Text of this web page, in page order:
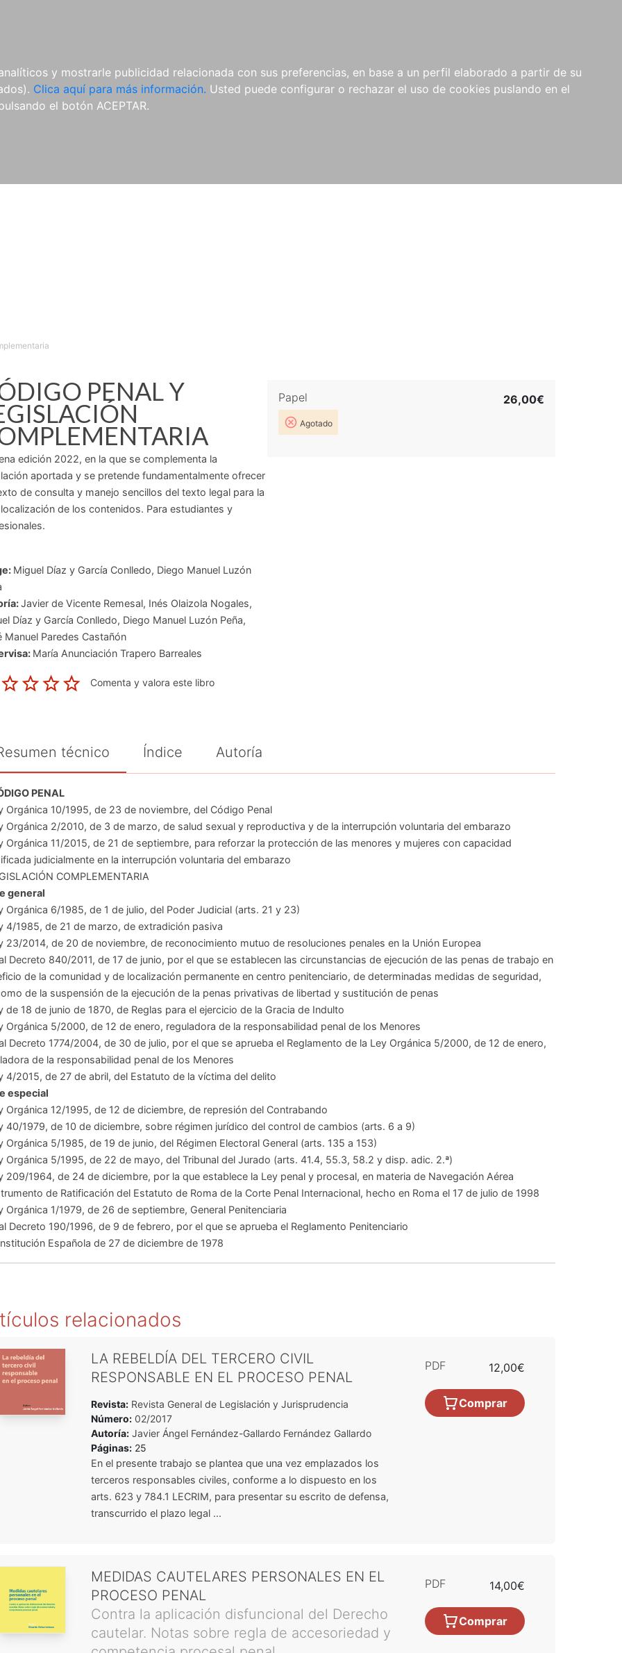
y mostrarle publicidad relacionada con sus preferencias, en base a un perfil elaborado a partir de su
Clica aquí para más información. Usted puede configurar o rechazar el uso de cookies puslando en el
el botón ACEPTAR.
E-BOOKS
LibrosAutoresColecciones
PENAL Y
edición 2022, en la que se complementa la
aportada y se pretende fundamentalmente ofrecer
de consulta y manejo sencillos del texto legal para la
de los contenidos. Para estudiantes y
Miguel Díaz y García Conlledo, Diego Manuel Luzón
Javier de Vicente Remesal, Inés Olaizola Nogales,
Díaz y García Conlledo, Diego Manuel Luzón Peña,
Manuel Paredes Castañón
María Anunciación Trapero Barreales
Comenta y valora este libro
Papel
Agotado
26,00€
técnico Índice Autoría
PENAL
Orgánica 10/1995, de 23 de noviembre, del Código Penal
Orgánica 2/2010, de 3 de marzo, de salud sexual y reproductiva y de la interrupción voluntaria del embarazo
Orgánica 11/2015, de 21 de septiembre, para reforzar la protección de las menores y mujeres con capacidad
judicialmente en la interrupción voluntaria del embarazo
COMPLEMENTARIA
general
Orgánica 6/1985, de 1 de julio, del Poder Judicial (arts. 21 y 23)
4/1985, de 21 de marzo, de extradición pasiva
23/2014, de 20 de noviembre, de reconocimiento mutuo de resoluciones penales en la Unión Europea
Decreto 840/2011, de 17 de junio, por el que se establecen las circunstancias de eje­cución de las penas de trabajo en
de la comunidad y de localización permanente en centro penitenciario, de determinadas medidas de seguridad,
de la suspensión de la ejecución de la penas privativas de libertad y sustitución de penas
de 18 de junio de 1870, de Reglas para el ejercicio de la Gracia de Indulto
Orgánica 5/2000, de 12 de enero, reguladora de la responsabilidad penal de los Menores
Decreto 1774/2004, de 30 de julio, por el que se aprueba el Reglamento de la Ley Orgánica 5/2000, de 12 de enero,
de la responsabilidad penal de los Menores
4/2015, de 27 de abril, del Estatuto de la víctima del delito
especial
Orgánica 12/1995, de 12 de diciembre, de represión del Contrabando
40/1979, de 10 de diciembre, sobre régimen jurídico del control de cambios (arts. 6 a 9)
Orgánica 5/1985, de 19 de junio, del Régimen Electoral General (arts. 135 a 153)
Orgánica 5/1995, de 22 de mayo, del Tribunal del Jurado (arts. 41.4, 55.3, 58.2 y disp. adic. 2.ª)
209/1964, de 24 de diciembre, por la que establece la Ley penal y procesal, en materia de Navegación Aérea
de Ratificación del Estatuto de Roma de la Corte Penal Internacional, hecho en Roma el 17 de julio de 1998
Orgánica 1/1979, de 26 de septiembre, General Penitenciaria
Decreto 190/1996, de 9 de febrero, por el que se aprueba el Reglamento Penitenciario
Española de 27 de diciembre de 1978
relacionados
LA REBELDÍA DEL TERCERO CIVIL
RESPONSABLE EN EL PROCESO PENAL
Revista:Revista General de Legislación y Jurisprudencia
Número:02/2017
Autoría: Javier Ángel Fernández-Gallardo Fernández Gallardo
Páginas:25
En el presente trabajo se plantea que una vez emplazados los
terceros responsables civiles, conforme a lo dispuesto en los
arts. 623 y 784.1 LECRIM, para presentar su escrito de defensa,
transcurrido el plazo legal ...
PDF 12,00€
Comprar
MEDIDAS CAUTELARES PERSONALES EN EL
PROCESO PENAL
Contra la aplicación disfuncional del Derecho
cautelar. Notas sobre regla de accesoriedad y
PDF 14,00€
Comprar